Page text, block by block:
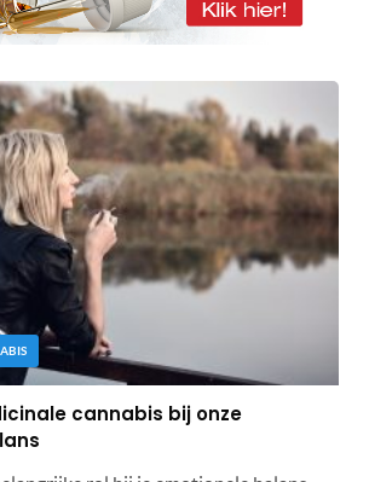
cannabis bij onze